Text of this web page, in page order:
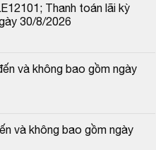
Thanh toán lãi kỳ
30/8/2026
và không bao gồm ngày
và không bao gồm ngày